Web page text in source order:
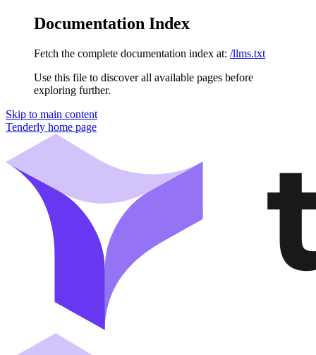
Documentation Index
Fetch the complete documentation index at: /llms.txt
Use this file to discover all available pages before
exploring further.
Skip to main content
Tenderly home page